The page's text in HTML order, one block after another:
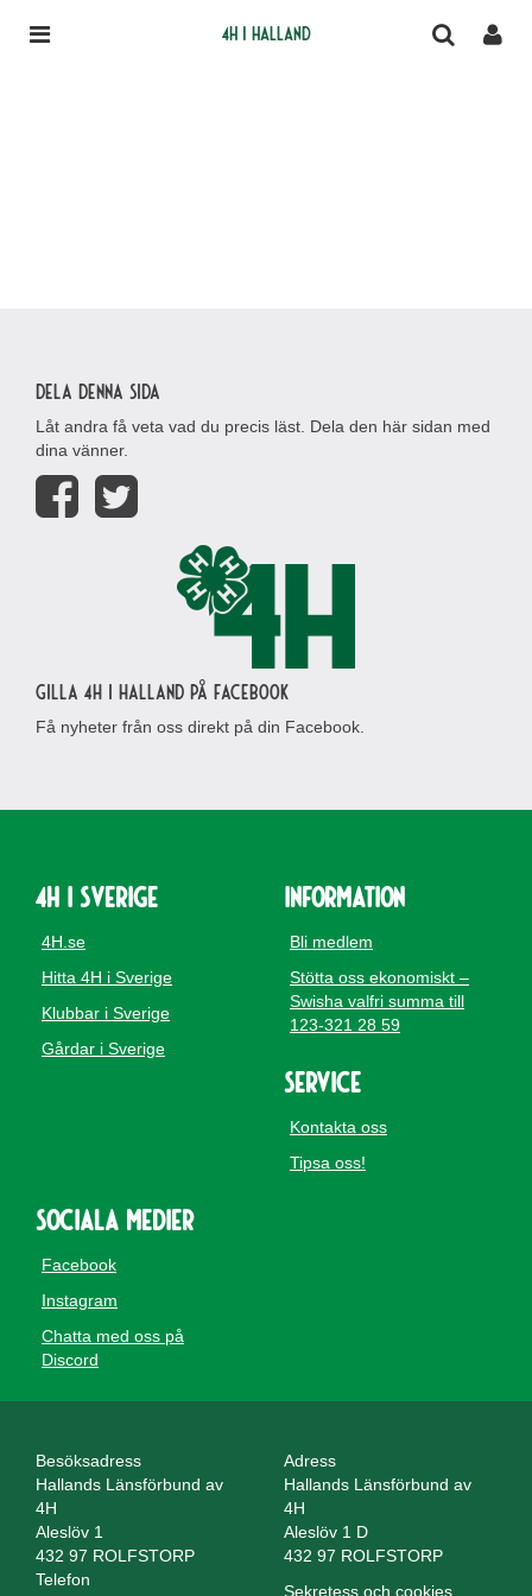
4H i Halland
Dela denna sida
Låt andra få veta vad du precis läst. Dela den här sidan med
dina vänner.
Gilla 4H i Halland på Facebook
Få nyheter från oss direkt på din Facebook.
4H i Sverige
4H.se
Hitta 4H i Sverige
Klubbar i Sverige
Gårdar i Sverige
Information
Bli medlem
Stötta oss ekonomiskt –
Swisha valfri summa till
123-321 28 59
Service
Kontakta oss
Tipsa oss!
Sociala medier
Facebook
Instagram
Chatta med oss på
Discord
Besöksadress
Hallands Länsförbund av
4H
Aleslöv 1
432 97 ROLFSTORP
Adress
Hallands Länsförbund av
4H
Aleslöv 1 D
432 97 ROLFSTORP
Telefon
Sekretess och cookies